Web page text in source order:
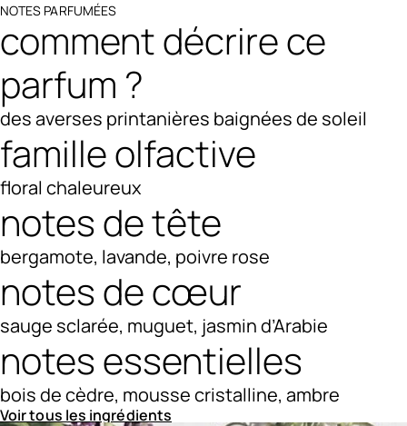
NOTES PARFUMÉES
comment décrire ce
parfum ?
des averses printanières baignées de soleil
famille olfactive
floral chaleureux
notes de tête
bergamote, lavande, poivre rose
notes de cœur
sauge sclarée, muguet, jasmin d’Arabie
notes essentielles
bois de cèdre, mousse cristalline, ambre
Voir tous les ingrédients